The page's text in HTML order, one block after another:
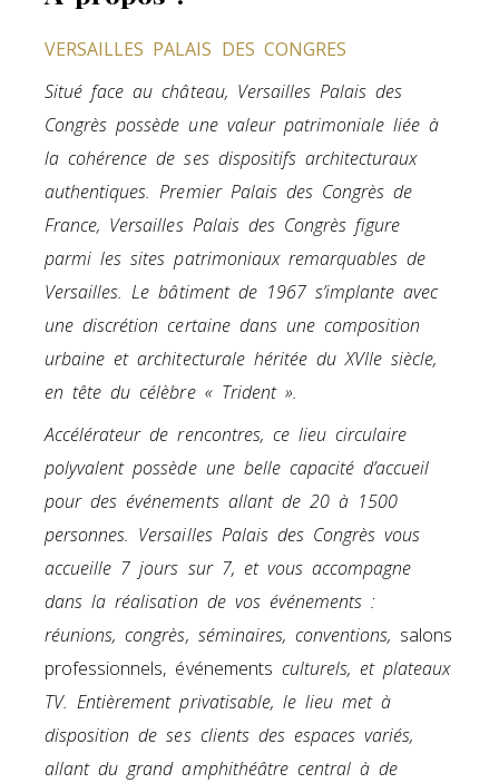
VERSAILLES PALAIS DES CONGRES
Situé face au château, Versailles Palais des
Congrès possède une valeur patrimoniale liée à
la cohérence de ses dispositifs architecturaux
authentiques. Premier Palais des Congrès de
France, Versailles Palais des Congrès figure
parmi les sites patrimoniaux remarquables de
Versailles. Le bâtiment de 1967 s’implante avec
une discrétion certaine dans une composition
urbaine et architecturale héritée du XVIIe siècle,
en tête du célèbre « Trident ».
Accélérateur de rencontres, ce lieu circulaire
polyvalent possède une belle capacité d’accueil
pour des événements allant de 20 à 1500
personnes. Versailles Palais des Congrès vous
accueille 7 jours sur 7, et vous accompagne
dans la réalisation de vos événements :
réunions, congrès, séminaires, conventions, salons
professionnels, événements culturels, et plateaux
TV. Entièrement privatisable, le lieu met à
disposition de ses clients des espaces variés,
allant du grand amphithéâtre central à de